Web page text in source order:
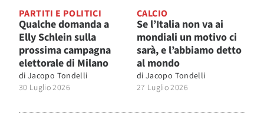
PARTITI E POLITICI
Qualche domanda a
Elly Schlein sulla
prossima campagna
elettorale di Milano
di Jacopo Tondelli
30 Luglio 2026
CALCIO
Se l’Italia non va ai
mondiali un motivo ci
sarà, e l’abbiamo detto
al mondo
di Jacopo Tondelli
27 Luglio 2026